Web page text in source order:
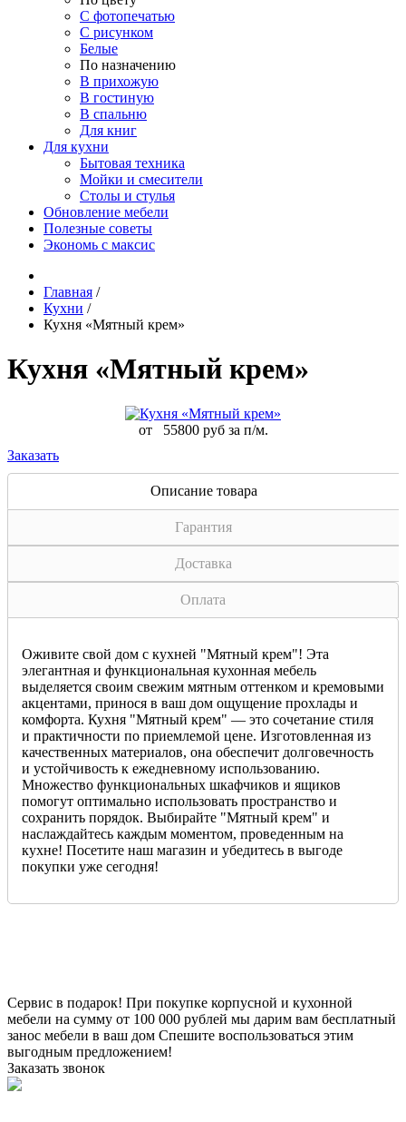
С фотопечатью
С рисунком
Белые
По назначению
В прихожую
В гостиную
В спальню
Для книг
Для кухни
Бытовая техника
Мойки и смесители
Столы и стулья
Обновление мебели
Полезные советы
Экономь с максис
Главная /
Кухни /
Кухня «Мятный крем»
Кухня «Мятный крем»
от
55800 руб за п/м.
Заказать
Описание товара
Гарантия
Доставка
Оплата
Оживите свой дом с кухней "Мятный крем"! Эта
элегантная и функциональная кухонная мебель
выделяется своим свежим мятным оттенком и кремовыми
акцентами, принося в ваш дом ощущение прохлады и
комфорта. Кухня "Мятный крем" — это сочетание стиля
и практичности по приемлемой цене. Изготовленная из
качественных материалов, она обеспечит долговечность
и устойчивость к ежедневному использованию.
Множество функциональных шкафчиков и ящиков
помогут оптимально использовать пространство и
сохранить порядок. Выбирайте "Мятный крем" и
наслаждайтесь каждым моментом, проведенным на
кухне! Посетите наш магазин и убедитесь в выгоде
покупки уже сегодня!
Сервис в подарок! При покупке корпусной и кухонной
мебели на сумму от 100 000 рублей мы дарим вам бесплатный
занос мебели в ваш дом Спешите воспользоваться этим
выгодным предложением!
Заказать звонок